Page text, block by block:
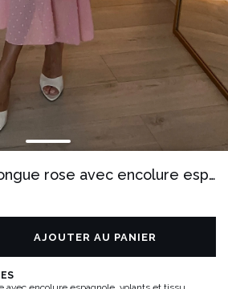
Lucette - Robe longue rose avec encolure espagnole
AJOUTER AU PANIER